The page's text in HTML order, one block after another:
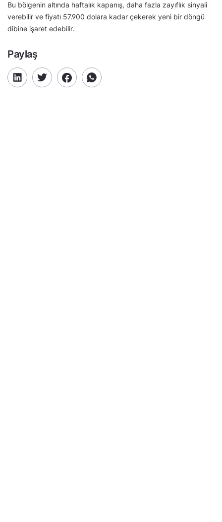
Bu bölgenin altında haftalık kapanış, daha fazla zayıflık sinyali
verebilir ve fiyatı 57.900 dolara kadar çekerek yeni bir döngü
dibine işaret edebilir.
Paylaş